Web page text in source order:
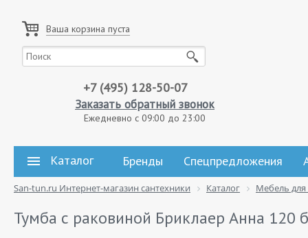
Ваша корзина пуста
+7 (495) 128-50-07
Заказать обратный звонок
Ежедневно с 09:00 до 23:00
Каталог Бренды Спецпредложения
San-tun.ru Интернет-магазин сантехники Каталог Мебель
Тумба с раковиной Бриклаер Анна 120